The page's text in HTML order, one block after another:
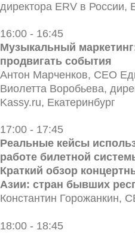
директора ERV в России,
16:00 - 16:45
Музыкальный
продвигать события
Антон Марченков, СЕО
Виолетта Воробьева,
Kassy.ru, Екатеринбург
17:00 - 17:45
Реальные кейсы
работе билетной
Краткий обзор
Азии: стран бывших
Константин Горожанкин,
18:00 - 18:45